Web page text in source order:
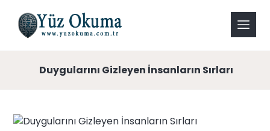
Duygularını Gizleyen İnsanların Sırları